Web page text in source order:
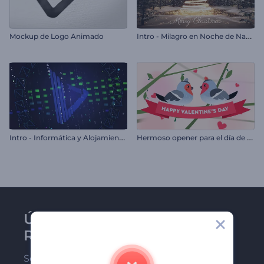
Mockup de Logo Animado I
ntro - Milagro en Noche de Navidad
I
ntro - Informática y Alojamiento en la Nube H
ermoso opener para el día de San Valentín
Únase al boletín de
Renderforest
Sea de los primeros en recibir nuestras